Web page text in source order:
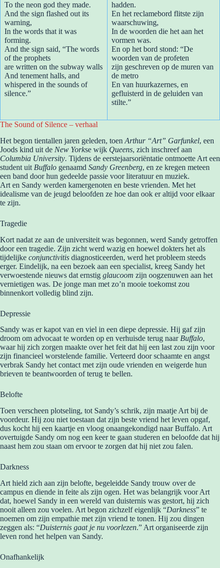
To the neon god they made.
And the sign flashed out its
warning,
In the words that it was
forming.
And the sign said, “The words
of the prophets
are written on the subway walls
And tenement halls, and
whispered in the sounds of
silence.”
hadden.
En het reclamebord flitste zijn
waarschuwing,
In de woorden die het aan het
vormen was.
En op het bord stond: “De
woorden van de profeten
zijn geschreven op de muren van
de metro
En van huurkazernes, en
gefluisterd in de geluiden van
stilte.”
The Sound of Silence – verhaal
Het begon tientallen jaren geleden, toen Arthur “Art” Garfunkel, een
Joods kind uit de New Yorkse wijk Queens, zich inschreef aan
Columbia University. Tijdens de eerstejaarsoriëntatie ontmoette Art een
student uit Buffalo genaamd Sandy Greenberg, en ze kregen meteen
een band door hun gedeelde passie voor literatuur en muziek.
Art en Sandy werden kamergenoten en beste vrienden. Met het
idealisme van de jeugd beloofden ze hoe dan ook er altijd voor elkaar
te zijn.
Tragedie
Kort nadat ze aan de universiteit was begonnen, werd Sandy getroffen
door een tragedie. Zijn zicht werd wazig en hoewel dokters het als
tijdelijke conjunctivitis diagnosticeerden, werd het probleem steeds
erger. Eindelijk, na een bezoek aan een specialist, kreeg Sandy het
verwoestende nieuws dat ernstig glaucoom zijn oogzenuwen aan het
vernietigen was. De jonge man met zo’n mooie toekomst zou
binnenkort volledig blind zijn.
Depressie
Sandy was er kapot van en viel in een diepe depressie. Hij gaf zijn
droom om advocaat te worden op en verhuisde terug naarBuffalo,
waar hij zich zorgen maakte over het feit dat hij een last zou zijn voor
zijn financieel worstelende familie. Verteerd door schaamte en angst
verbrak Sandy het contact met zijn oude vrienden en weigerde hun
brieven te beantwoorden of terug te bellen.
Belofte
Toen verscheen plotseling, tot Sandy’s schrik, zijn maatje Art bij de
voordeur. Hij zou niet toestaan dat zijn beste vriend het leven opgaf,
dus kocht hij een kaartje en vloog onaangekondigd naar Buffalo. Art
overtuigde Sandy om nog een keer te gaan studeren en beloofde dat hij
naast hem zou staan om ervoor te zorgen dat hij niet zou falen.
Darkness
Art hield zich aan zijn belofte, begeleidde Sandy trouw over de
campus en diende in feite als zijn ogen. Het was belangrijk voor Art
dat, hoewel Sandy in een wereld van duisternis was gestort, hij zich
nooit alleen zou voelen. Art begon zichzelf eigenlijk “Darkness” te
noemen om zijn empathie met zijn vriend te tonen. Hij zou dingen
zeggen als: “Duisternis gaat je nu voorlezen.” Art organiseerde zijn
leven rond het helpen van Sandy.
Onafhankelijk